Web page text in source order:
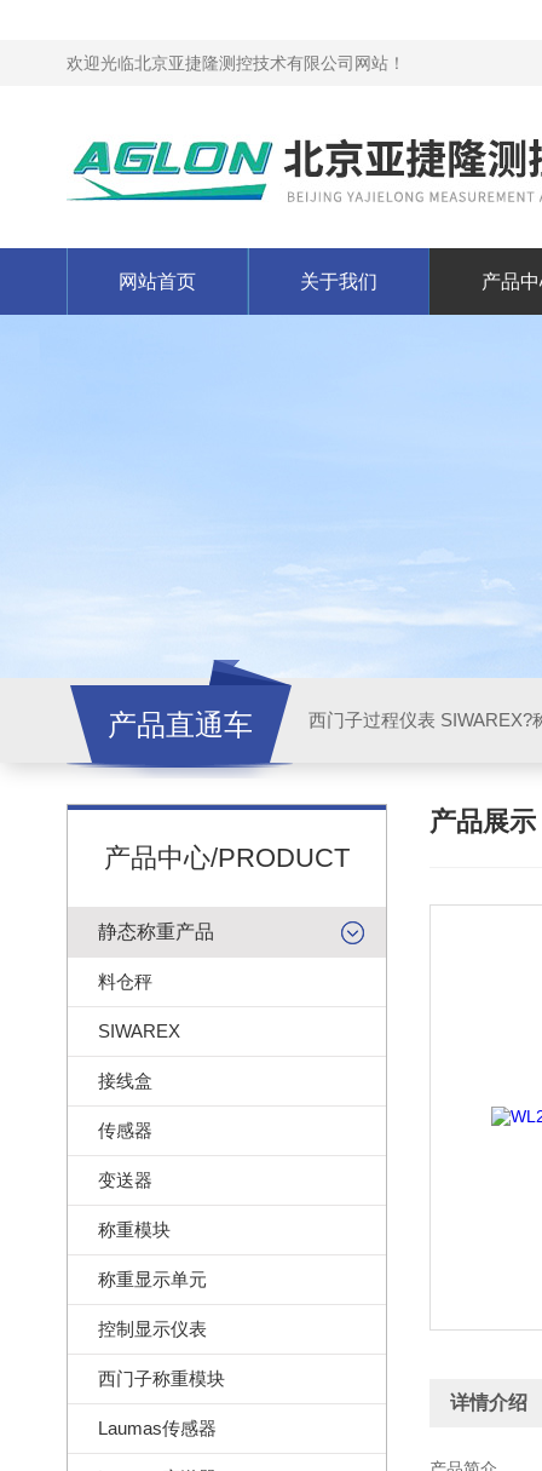
欢迎光临北京亚捷隆测控技术有限公司网站！
网站首页 关于我们 产品
产品直通车 西门子过程仪表 SIWAREX?
产品中心/PRODUCT
静态称重产品
料仓秤
SIWAREX
接线盒
传感器
变送器
称重模块
称重显示单元
控制显示仪表
西门子称重模块
Laumas传感器
产品展示
详情介绍